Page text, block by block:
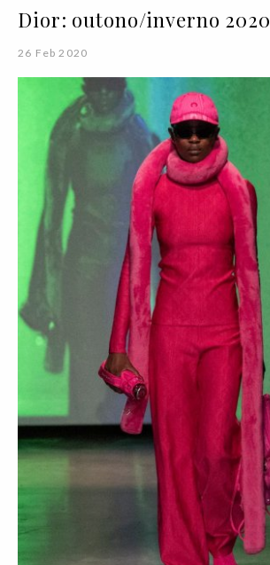
Dior: outono/inverno 2020
26 Feb 2020